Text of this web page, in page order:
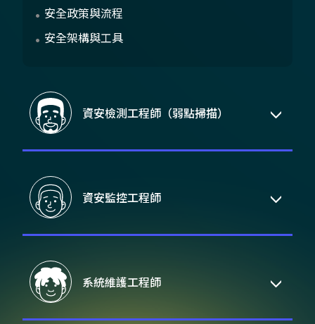
安全政策與流程
安全架構與工具
資安檢測工程師（弱點掃描）
資安監控工程師
系統維護工程師